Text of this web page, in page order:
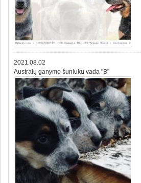
2021.08.02
Australų ganymo šuniukų vada "B"